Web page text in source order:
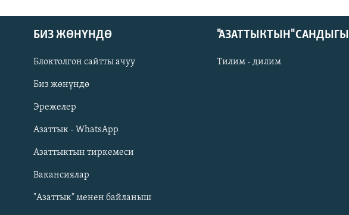
Русский
ОНЛАЙН ШЕРИНЕ
БИЗ ЖӨНҮНДӨ
Блоктолгон сайтты ачуу
Биз жөнүндө
Эрежелер
Азаттык - WhatsApp
Азаттыктын тиркемеси
Вакансиялар
"Азаттык" менен байланыш
"АЗАТТЫКТЫН" САНДЫГЫ
Тилим - дилим